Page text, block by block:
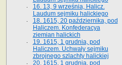
16. 13, 9 września, Halicz.
Laudum sejmiku halickiego
18. 1615, 20 października, pod
Haliczem. Konfederacya
ziemian halickich
19. 1615, 1 grudnia, pod
Haliczem. Uchwały sejmiku
zbrojnego szlachty halickiej
20. 1615, 1 grudnia, pod